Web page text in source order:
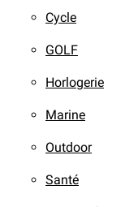
Cycle
GOLF
Horlogerie
Marine
Outdoor
Santé